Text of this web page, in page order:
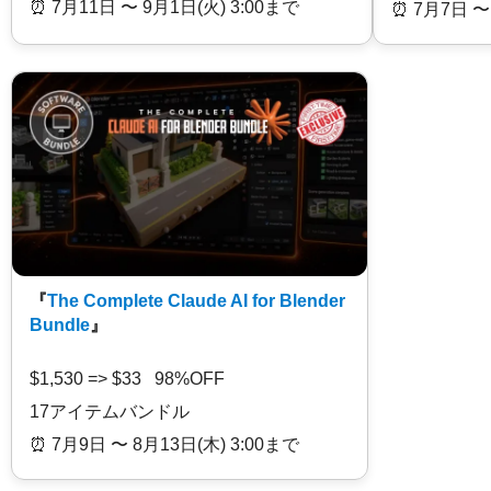
⏰️ 7月11日 〜 9月1日(火) 3:00まで
⏰️ 7月7日
『The Complete Claude AI for Blender
Bundle 』
$1,530 => $33 98%OFF
17アイテムバンドル
⏰️ 7月9日 〜 8月13日(木) 3:00まで